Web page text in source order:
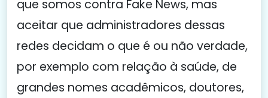
que somos contra Fake News, mas
aceitar que administradores dessas
redes decidam o que é ou não verdade,
por exemplo com relação à saúde, de
grandes nomes acadêmicos, doutores,